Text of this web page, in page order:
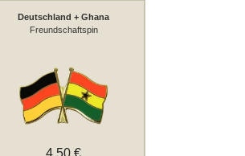
Deutschland + Ghana
Freundschaftspin
4,50 €